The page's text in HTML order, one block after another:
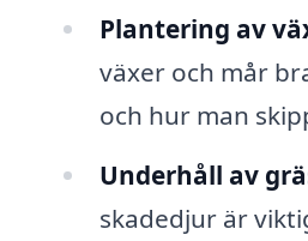
Plantering av
växer och mår
och hur man
Underhåll av
skadedjur är